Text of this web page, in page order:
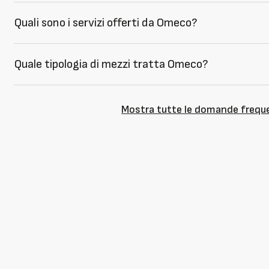
Quali sono i servizi offerti da Omeco?
Quale tipologia di mezzi tratta Omeco?
Mostra tutte le domande